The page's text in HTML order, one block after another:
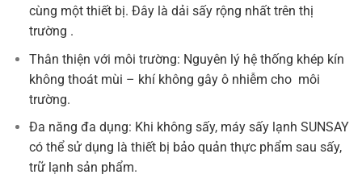
cùng một thiết bị. Đây là dải sấy rộng nhất trên thị
trường .
Thân thiện với môi trường: Nguyên lý hệ thống khép kín
không thoát mùi – khí không gây ô nhiễm cho môi
trường.
Đa năng đa dụng: Khi không sấy, máy sấy lạnh SUNSAY
có thể sử dụng là thiết bị bảo quản thực phẩm sau sấy,
trữ lạnh sản phẩm.